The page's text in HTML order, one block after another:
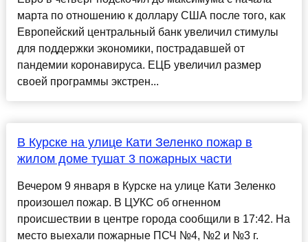
марта по отношению к доллару США после того, как
Европейский центральный банк увеличил стимулы
для поддержки экономики, пострадавшей от
пандемии коронавируса. ЕЦБ увеличил размер
своей программы экстрен...
В Курске на улице Кати Зеленко пожар в
жилом доме тушат 3 пожарных части
Вечером 9 января в Курске на улице Кати Зеленко
произошел пожар. В ЦУКС об огненном
происшествии в центре города сообщили в 17:42. На
место выехали пожарные ПСЧ №4, №2 и №3 г.